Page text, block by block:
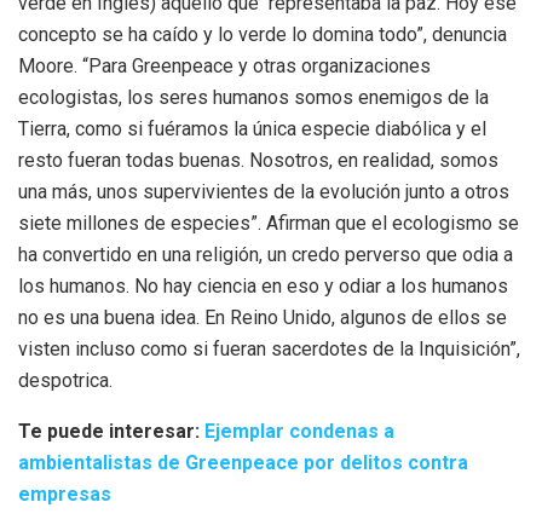
concepto se ha caído y lo verde lo domina todo”, denuncia
Moore. “Para Greenpeace y otras organizaciones
ecologistas, los seres humanos somos enemigos de la
Tierra, como si fuéramos la única especie diabólica y el
resto fueran todas buenas. Nosotros, en realidad, somos
una más, unos supervivientes de la evolución junto a otros
siete millones de especies”. Afirman que el ecologismo se
ha convertido en una religión, un credo perverso que odia a
los humanos. No hay ciencia en eso y odiar a los humanos
no es una buena idea. En Reino Unido, algunos de ellos se
visten incluso como si fueran sacerdotes de la Inquisición”,
despotrica.
Te puede interesar: Ejemplar condenas a
ambientalistas de Greenpeace por delitos contra
empresas